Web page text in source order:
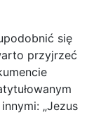
się
przyjrzeć
„Jezus